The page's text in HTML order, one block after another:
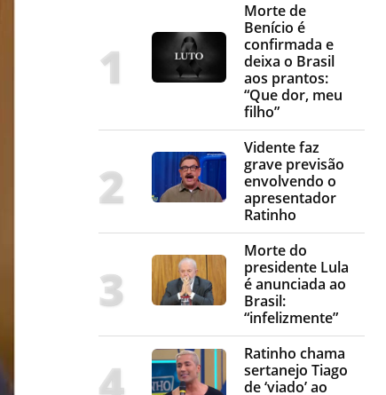
Morte de
Benício é
confirmada e
deixa o Brasil
aos prantos:
“Que dor, meu
filho”
Vidente faz
grave previsão
envolvendo o
apresentador
Ratinho
Morte do
presidente Lula
é anunciada ao
Brasil:
“infelizmente”
Ratinho chama
sertanejo Tiago
de ‘viado’ ao